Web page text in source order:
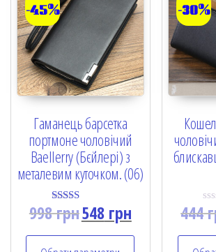
-45%
Гаманець барсетка
портмоне чоловічий
Baellerry (Бєйлері) з
металевим куточком. (06)
Rated
5.00
998грн548грн
-30%
R
a
444